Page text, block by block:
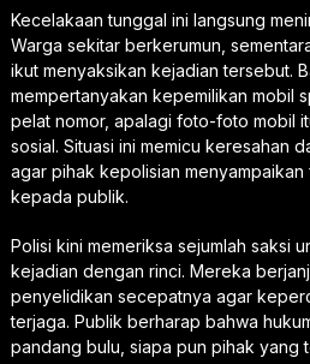
Kecelakaan tunggal ini langsung
Warga sekitar berkerumun,
ikut menyaksikan kejadian tersebut.
mempertanyakan kepemilikan mobil
pelat nomor, apalagi foto-foto mobil
sosial. Situasi ini memicu keresahan
agar pihak kepolisian
kepada publik.
Polisi kini memeriksa sejumlah saksi
kejadian dengan rinci. Mereka
penyelidikan secepatnya agar
terjaga. Publik berharap bahwa
pandang bulu, siapa pun pihak yang